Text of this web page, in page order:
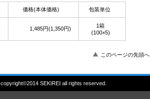
価格(本体価格) 包装単位
1,485円(1,350円)
1箱
(100×5)
このページの先頭へ
copyright©2014 SEKIREI all rights reserved.